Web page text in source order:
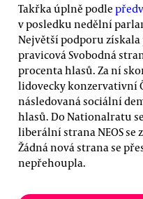
Takřka úplně podle
v posledku nedělní
Největší podporu
pravicová Svobodná
procenta hlasů. Za ní
lidovecky konzervativní
následovaná sociální
hlasů. Do Nationalratu
liberální strana NEOS se
Žádná nová strana se
nepřehoupla.